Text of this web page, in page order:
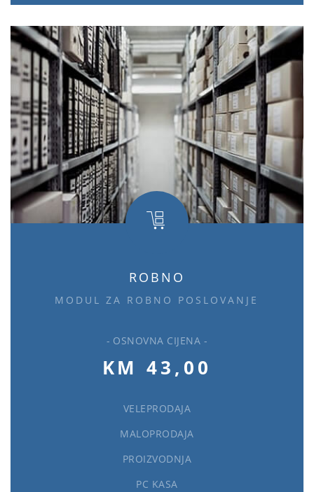
ROBNO
MODUL ZA ROBNO POSLOVANJE
- OSNOVNA CIJENA -
KM 43,00
VELEPRODAJA
MALOPRODAJA
PROIZVODNJA
PC KASA